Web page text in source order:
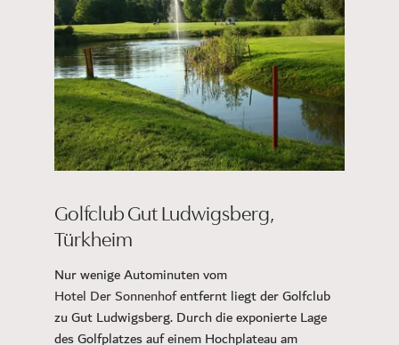
Golfclub Gut Ludwigsberg,
Türkheim
Nur wenige Autominuten vom
Hotel Der Sonnenhofentfernt liegt der Golfclub
zu Gut Ludwigsberg. Durch die exponierte Lage
des Golfplatzes auf einem Hochplateau am